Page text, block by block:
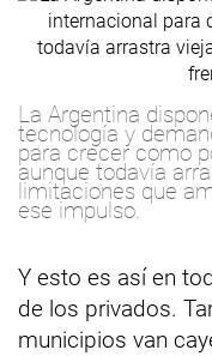
La Argentina
tecnología y
para crecer como
aunque todavía
limitaciones que
ese impulso.
Y esto es así en
de los privados.
municipios van